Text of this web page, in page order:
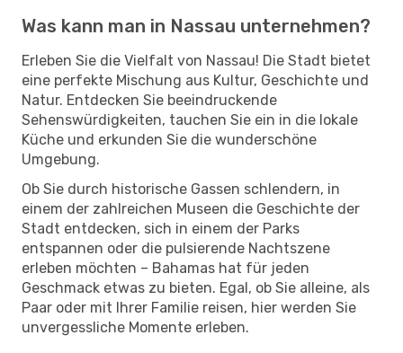
Was kann man in Nassau unternehmen?
Erleben Sie die Vielfalt von Nassau! Die Stadt bietet
eine perfekte Mischung aus Kultur, Geschichte und
Natur. Entdecken Sie beeindruckende
Sehenswürdigkeiten, tauchen Sie ein in die lokale
Küche und erkunden Sie die wunderschöne
Umgebung.
Ob Sie durch historische Gassen schlendern, in
einem der zahlreichen Museen die Geschichte der
Stadt entdecken, sich in einem der Parks
entspannen oder die pulsierende Nachtszene
erleben möchten – Bahamas hat für jeden
Geschmack etwas zu bieten. Egal, ob Sie alleine, als
Paar oder mit Ihrer Familie reisen, hier werden Sie
unvergessliche Momente erleben.